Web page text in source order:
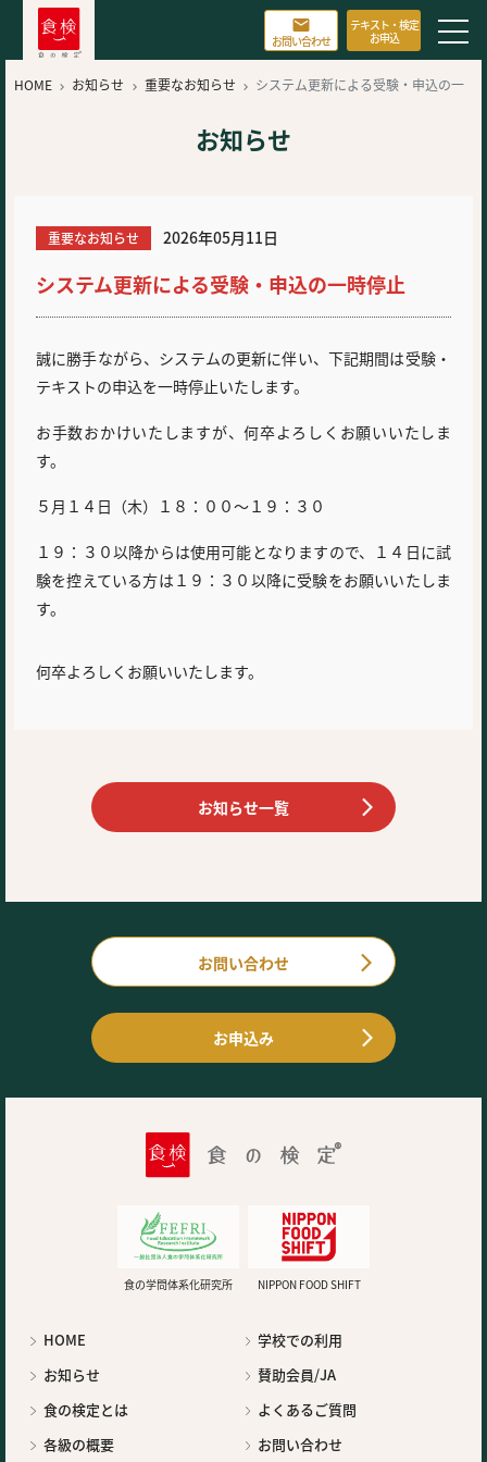

お問い合わせ
テキスト・検定
お申込
HOME  お知らせ  重要なお知らせ 
システム更新による受験・申込の一
お知らせ
重要なお知らせ 2026年05月11日
システム更新による受験・申込の一時停止
誠に勝手ながら、システムの更新に伴い、下記期間は受験・
テキストの申込を一時停止いたします。
お手数おかけいたしますが、何卒よろしくお願いいたしま
す。
５月１４日（木）１８：００～１９：３０
１９：３０以降からは使用可能となりますので、１４日に試
験を控えている方は１９：３０以降に受験をお願いいたしま
す。
何卒よろしくお願いいたします。
お知らせ一覧
お問い合わせ
お申込み
食の学問体系化研究所 NIPPON FOOD SHIFT
HOME
お知らせ
食の検定とは
各級の概要
学校での利用
賛助会員/JA
よくあるご質問
お問い合わせ